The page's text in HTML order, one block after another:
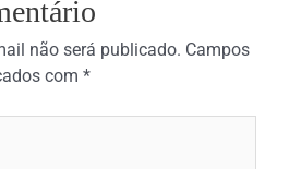
não será publicado. Campos
com *